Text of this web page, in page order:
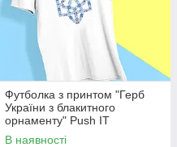
Футболка з принтом "Герб
України з блакитного
орнаменту" Push IT
В наявності